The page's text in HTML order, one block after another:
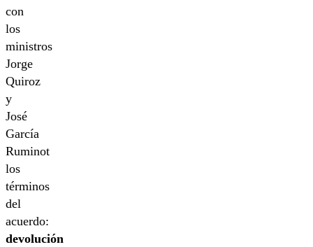
con
los
ministros
Jorge
Quiroz
y
José
García
Ruminot
los
términos
del
acuerdo:
devolución